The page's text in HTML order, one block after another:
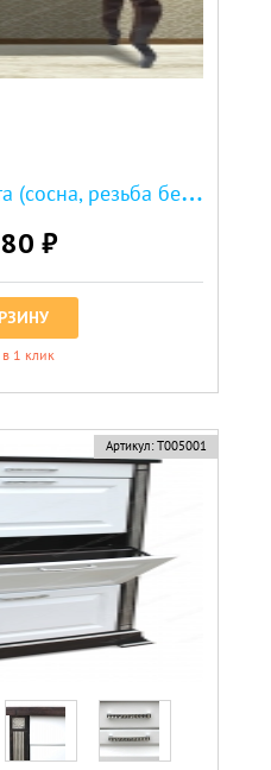
Д
амский столик Грета (сосна, резьба береза)
₽
1 клик
Артикул: Т005001